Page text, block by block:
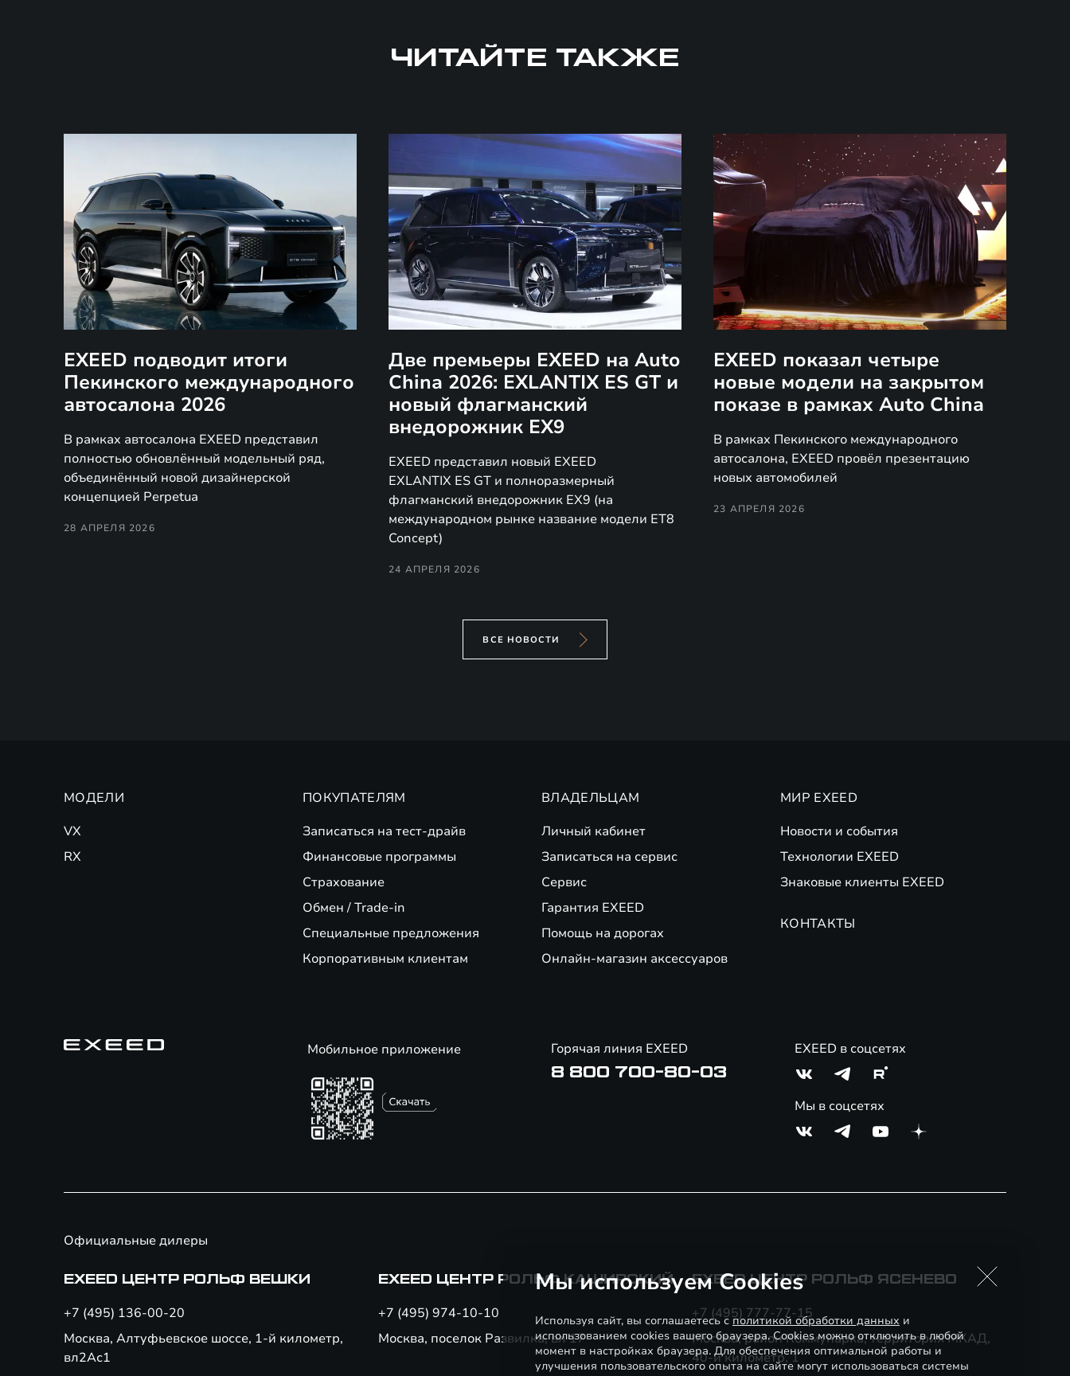
ЧИТАЙТЕ ТАКЖЕ
EXEED подводит итоги
Пекинского международного
автосалона 2026
В рамках автосалона EXEED представил
полностью обновлённый модельный ряд,
объединённый новой дизайнерской
концепцией Perpetua
28 АПРЕЛЯ 2026
Две премьеры EXEED на Auto
China 2026: EXLANTIX ES GT и
новый флагманский
внедорожник EX9
EXEED представил новый EXEED
EXLANTIX ES GT и полноразмерный
флагманский внедорожник EX9 (на
международном рынке название модели ET8
Concept)
24 АПРЕЛЯ 2026
EXEED показал четыре
новые модели на закрытом
показе в рамках Auto China
В рамках Пекинского международного
автосалона, EXEED провёл презентацию
новых автомобилей
23 АПРЕЛЯ 2026
ВСЕ НОВОСТИ
МОДЕЛИ
VX
RX
ПОКУПАТЕЛЯМ
Записаться на тест-драйв
Финансовые программы
Страхование
Обмен / Trade-in
Специальные предложения
Корпоративным клиентам
ВЛАДЕЛЬЦАМ
Личный кабинет
Записаться на сервис
Сервис
Гарантия EXEED
Помощь на дорогах
Онлайн-магазин аксессуаров
МИР EXEED
Новости и события
Технологии EXEED
Знаковые клиенты EXEED
КОНТАКТЫ
Мобильное приложение Горячая линия EXEED
8 800 700-80-03
EXEED в соцсетях
Мы в соцсетях
Официальные дилеры
EXEED ЦЕНТР РОЛЬФ ВЕШКИ
+7 (495) 136-00-20
Москва, Алтуфьевское шоссе, 1-й километр,
вл2Ас1
EXEED ЦЕНТР РОЛЬФ КАШИРСКИЙ
+7 (495) 974-10-10
Москва, поселок Развилка, вл 17
EXEED ЦЕНТР РОЛЬФ ЯСЕНЕВО
+7 (495) 777-77-15
Москва, район Коммунарка, территория МКАД,
40-й километр, 1
Мы используем Cookies
Используя сайт, вы соглашаетесь сполитикой обработки данных и
использованием cookies вашего браузера. Cookies можно отключить в любой
момент в настройках браузера. Для обеспечения оптимальной работы и
улучшения пользовательского опыта на сайте могут использоваться системы